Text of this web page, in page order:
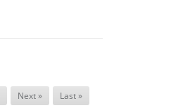
Next » Last »